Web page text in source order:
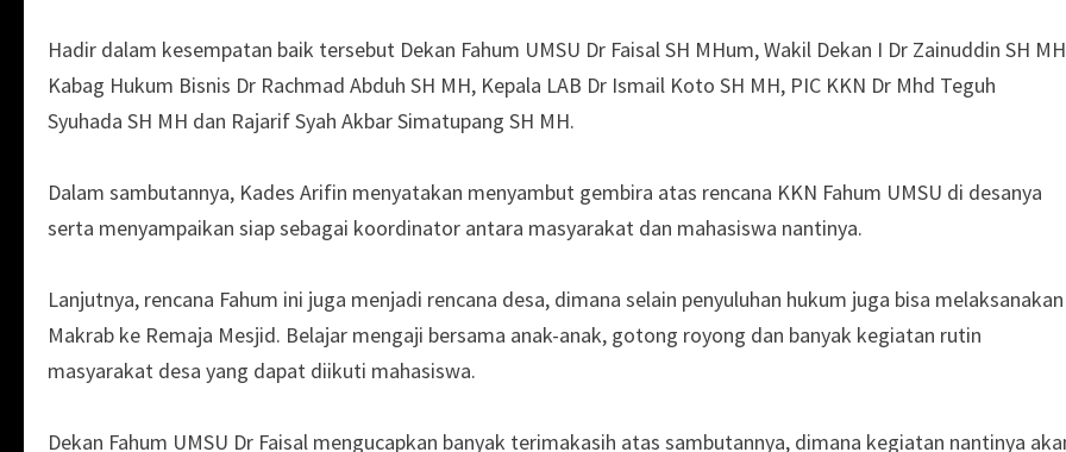
Hadir dalam kesempatan baik tersebut Dekan Fahum UMSU Dr Faisal SH MHum, Wakil Dekan I Dr Zainuddin SH
Kabag Hukum Bisnis Dr Rachmad Abduh SH MH, Kepala LAB Dr Ismail Koto SH MH, PIC KKN Dr Mhd Teguh
Syuhada SH MH dan Rajarif Syah Akbar Simatupang SH MH.
Dalam sambutannya, Kades Arifin menyatakan menyambut gembira atas rencana KKN Fahum UMSU di desanya
serta menyampaikan siap sebagai koordinator antara masyarakat dan mahasiswa nantinya.
Lanjutnya, rencana Fahum ini juga menjadi rencana desa, dimana selain penyuluhan hukum juga bisa melaksanakan
Makrab ke Remaja Mesjid. Belajar mengaji bersama anak-anak, gotong royong dan banyak kegiatan rutin
masyarakat desa yang dapat diikuti mahasiswa.
Dekan Fahum UMSU Dr Faisal mengucapkan banyak terimakasih atas sambutannya, dimana kegiatan nantinya